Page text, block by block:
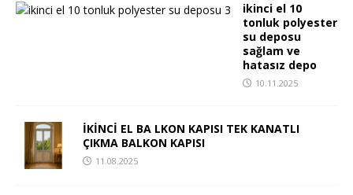
ikinci el 10
tonluk polyester
su deposu
sağlam ve
hatasız depo
10.11.2025
İKİNCİ EL BA LKON KAPISI TEK KANATLI
ÇIKMA BALKON KAPISI
11.08.2025